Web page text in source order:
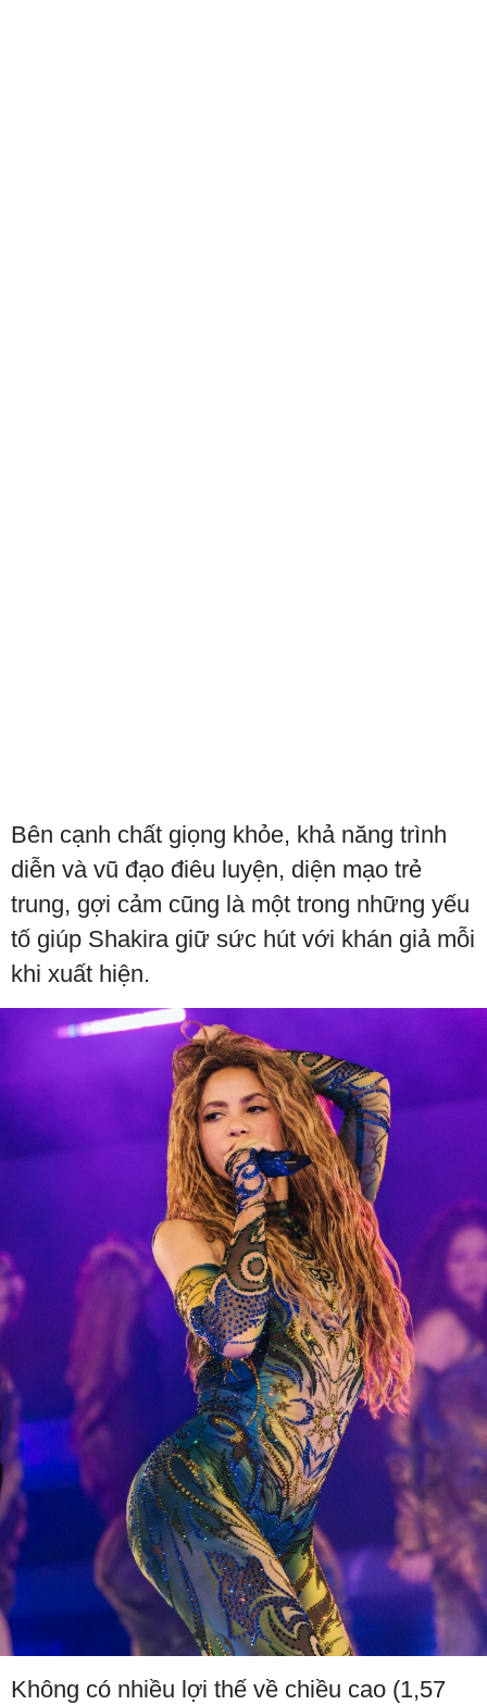
Bên cạnh chất giọng khỏe, khả năng trình
diễn và vũ đạo điêu luyện, diện mạo trẻ
trung, gợi cảm cũng là một trong những yếu
tố giúp Shakira giữ sức hút với khán giả mỗi
khi xuất hiện.
Không có nhiều lợi thế về chiều cao (1,57